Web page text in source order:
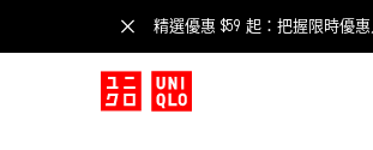
精選優惠 $59 起：把握限時優